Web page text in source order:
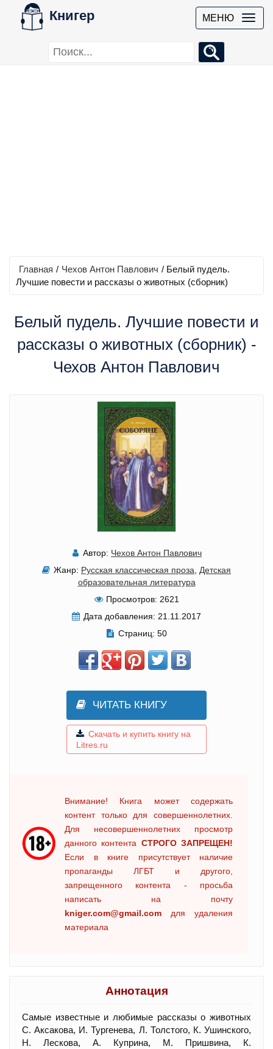
Книгер МЕНЮ
Главная / Чехов Антон Павлович / Белый пудель.
Лучшие повести и рассказы о животных (сборник)
Белый пудель. Лучшие повести и
рассказы о животных (сборник) -
Чехов Антон Павлович
Автор: Чехов Антон Павлович
Жанр: Русская классическая проза
Детская
образовательная литература
Просмотров: 2621
Дата добавления: 21.11.2017
Страниц: 50
ЧИТАТЬ КНИГУ
Скачать и купить книгу на
Litres.ru
Внимание! Книга может содержать
контент только для совершеннолетних.
Для несовершеннолетних просмотр
данного контента СТРОГО ЗАПРЕЩЕН!
Если в книге присутствует наличие
пропаганды ЛГБТ и другого,
запрещенного контента - просьба
написать на почту
kniger.com@gmail.com для удаления
материала
Аннотация
Самые известные и любимые рассказы о животных
С. Аксакова, И. Тургенева, Л. Толстого, К. Ушинского,
Н. Лескова, А. Куприна, М. Пришвина, К.